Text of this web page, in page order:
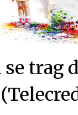
trag